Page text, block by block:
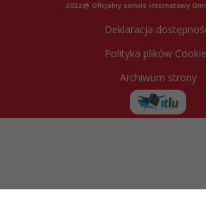
2022@ Oficjalny serwis internetowy
Deklaracja
Polityka plików
Archiwum strony